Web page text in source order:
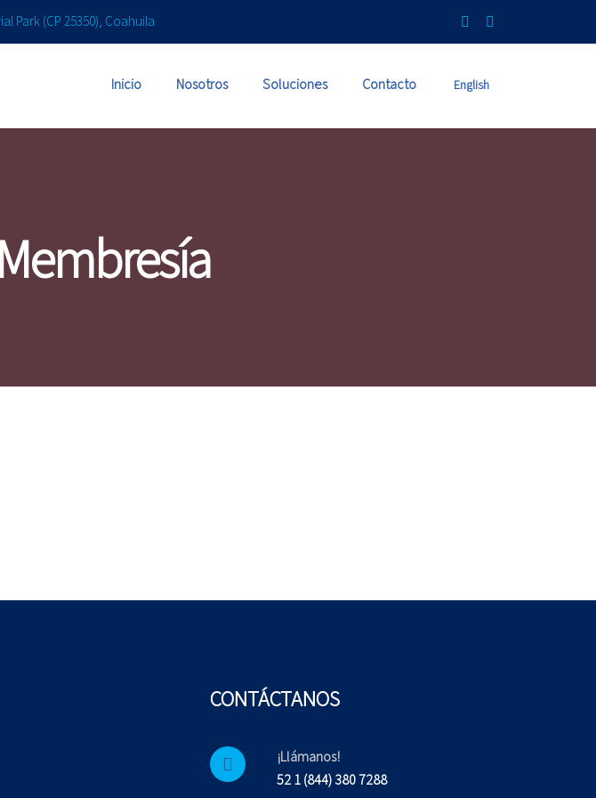
Park (CP 25350), Coahuila
Inicio Nosotros Soluciones Contacto English
CONTÁCTANOS
¡Llámanos!
52 1 (844) 380 7288